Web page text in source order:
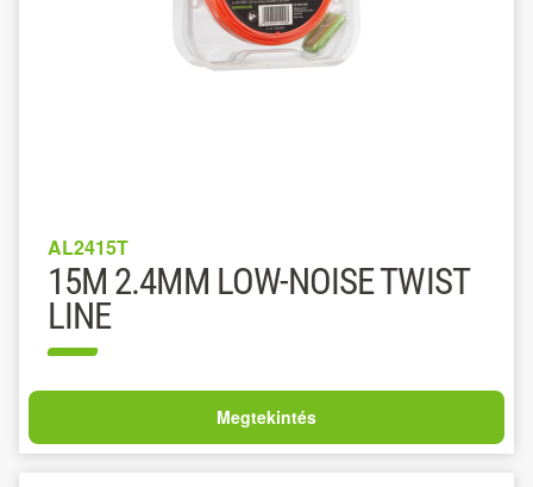
AL2415T
15M 2.4MM LOW-NOISE TWIST
LINE
Megtekintés